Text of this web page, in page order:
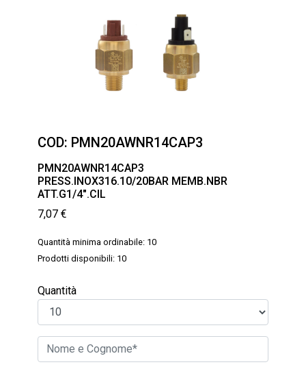
COD: PMN20AWNR14CAP3
PMN20AWNR14CAP3
PRESS.INOX316.10/20BAR MEMB.NBR
ATT.G1/4″.CIL
7,07 €
Quantità minima ordinabile: 10
Prodotti disponibili: 10
Quantità